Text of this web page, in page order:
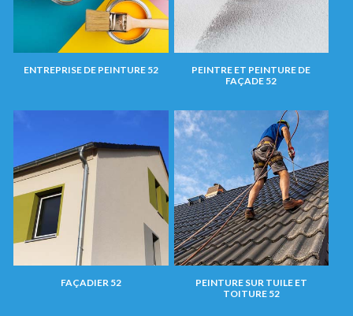
ENTREPRISE DE PEINTURE 52
PEINTRE ET PEINTURE DE
FAÇADE 52
FAÇADIER 52
PEINTURE SUR TUILE ET
TOITURE 52